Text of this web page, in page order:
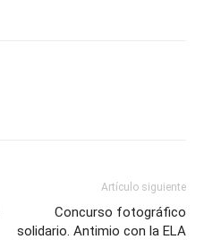
Artículo siguiente
Concurso fotográfico
solidario. Antimio con la ELA